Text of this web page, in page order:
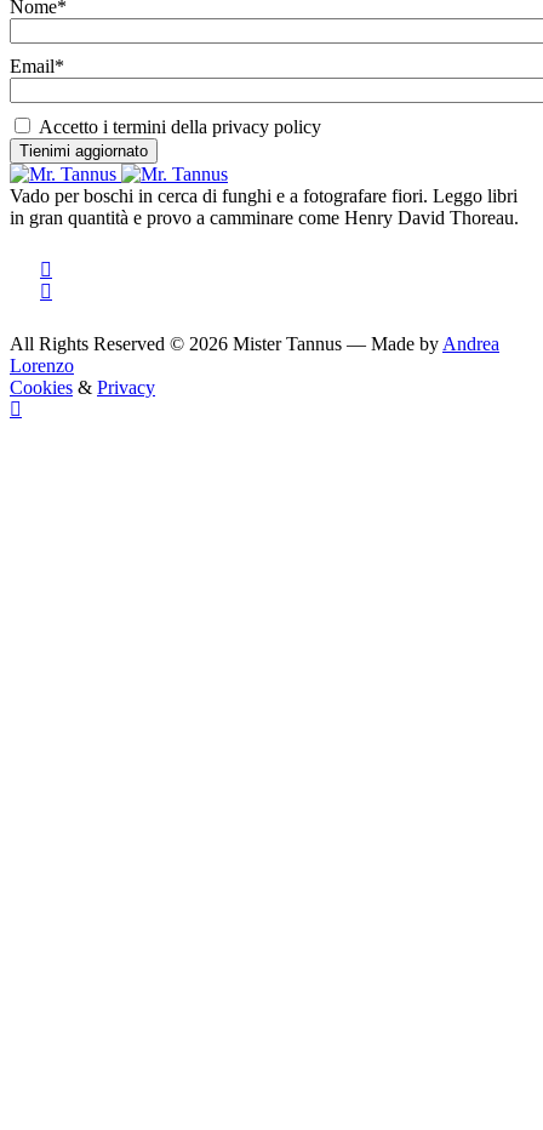
Nome*
Email*
Accetto i termini della privacy policy
Vado per boschi in cerca di funghi e a fotografare fiori. Leggo libri
in gran quantità e provo a camminare come Henry David Thoreau.
All Rights Reserved © 2026 Mister Tannus — Made by Andrea
Lorenzo
Cookies & Privacy